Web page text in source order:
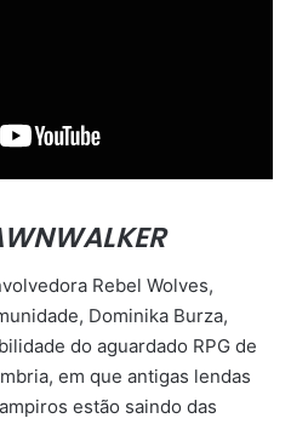
Rebel Wolves,
Dominika Burza,
do aguardado RPG de
em que antigas lendas
estão saindo das